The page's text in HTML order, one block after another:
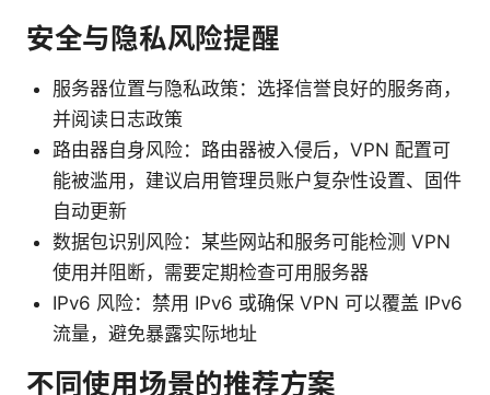
安全与隐私风险提醒
服务器位置与隐私政策：选择信誉良好的服务商，
并阅读日志政策
路由器自身风险：路由器被入侵后，VPN 配置可
能被滥用，建议启用管理员账户复杂性设置、固件
自动更新
数据包识别风险：某些网站和服务可能检测 VPN
使用并阻断，需要定期检查可用服务器
IPv6 风险：禁用 IPv6 或确保 VPN 可以覆盖 IPv6
流量，避免暴露实际地址
不同使用场景的推荐方案